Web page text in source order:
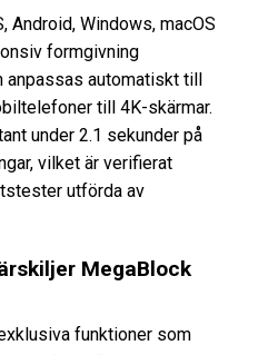
Windows, macOS
formgivning
automatiskt till
till 4K-skärmar.
under 2.1 sekunder på
vilket är verifierat
utförda av
MegaBlock
funktioner som